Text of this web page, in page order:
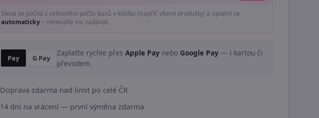
Sleva se počítá z celkového počtu kusů v košíku (napříč všemi produkty) a uplatní se
automaticky– nemusíte nic zadávat.
Pay G Pay
Zaplaťte rychle přes Apple Pay nebo Google Pay — i kartou či
převodem.
Doprava zdarma nad limit po celé ČR
14 dní na vrácení — první výměna zdarma